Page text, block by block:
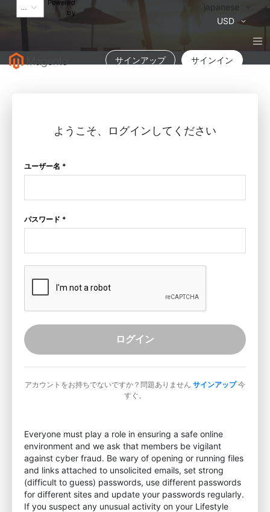
Powered
by
言
japanese
USD
サインアップ サインイン
ようこそ、ログインしてください
ユーザー名 *
パスワード *
ログイン
アカウントをお持ちでないですか？問題ありません サインアップ今
すぐ。
Everyone must play a role in ensuring a safe online
environment and we ask that members be vigilant
against cyber fraud. Be wary of opening or running files
and links attached to unsolicited emails, set strong
(difficult to guess) passwords, use different passwords
for different sites and update your passwords regularly.
If you suspect any unusual activity on your Lifestyle